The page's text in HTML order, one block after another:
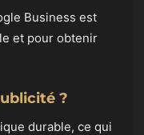
Business est
et pour obtenir
?
durable, ce qui